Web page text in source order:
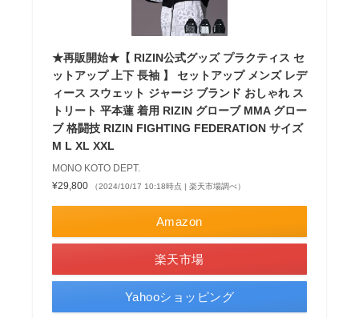
★再販開始★【 RIZIN公式グッズ プラクティス セ
ットアップ 上下 長袖 】 セットアップ メンズ レデ
ィース スウェット ジャージ ブランド おしゃれ ス
トリート 平本蓮 着用 RIZIN グローブ MMA グロー
ブ 格闘技 RIZIN FIGHTING FEDERATION サイズ
M L XL XXL
MONO KOTO DEPT.
¥29,800
（2024/10/17 10:18時点 | 楽天市場調べ）
Amazon
楽天市場
Yahooショッピング